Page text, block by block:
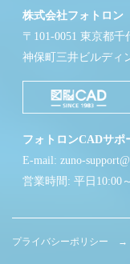
株式会社フォトロ
〒101-0051 東京都
神保町三井ビルディ
フォトロンCADサポ
E-mail: zuno-
営業時間: 平日10:00
プライバシーポリシー →